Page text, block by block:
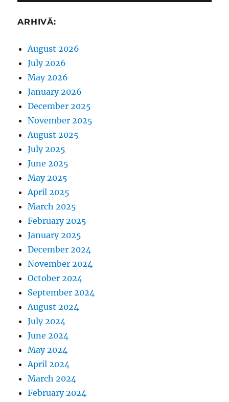
ARHIVĂ:
August 2026
July 2026
May 2026
January 2026
December 2025
November 2025
August 2025
July 2025
June 2025
May 2025
April 2025
March 2025
February 2025
January 2025
December 2024
November 2024
October 2024
September 2024
August 2024
July 2024
June 2024
May 2024
April 2024
March 2024
February 2024